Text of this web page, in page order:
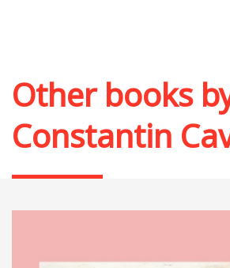
Other books
Constantin